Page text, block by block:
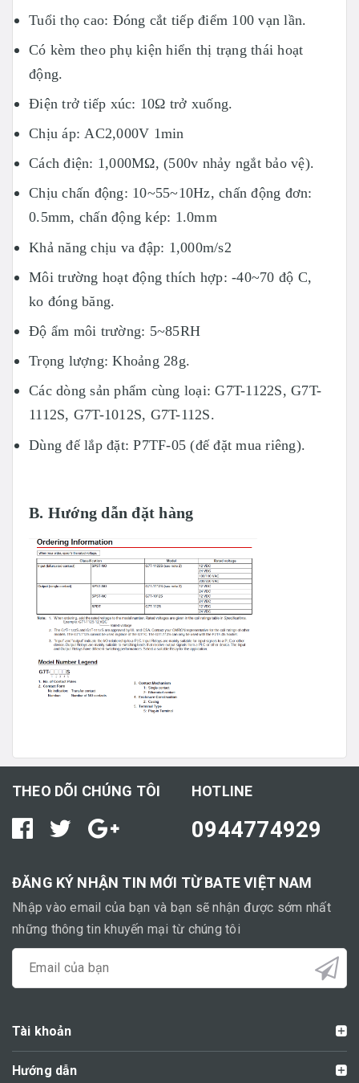
Tuổi thọ cao: Đóng cắt tiếp điểm 100 vạn lần.
Có kèm theo phụ kiện hiển thị trạng thái hoạt
động.
Điện trở tiếp xúc: 10Ω trở xuống.
Chịu áp: AC2,000V 1min
Cách điện: 1,000MΩ, (500v nhảy ngắt bảo vệ).
Chịu chấn động: 10~55~10Hz, chấn động đơn:
0.5mm, chấn động kép: 1.0mm
Khả năng chịu va đập: 1,000m/s2
Môi trường hoạt động thích hợp: -40~70 độ C,
ko đóng băng.
Độ ẩm môi trường: 5~85RH
Trọng lượng: Khoảng 28g.
Các dòng sản phẩm cùng loại: G7T-1122S, G7T-
1112S, G7T-1012S, G7T-112S.
Dùng đế lắp đặt: P7TF-05 (đế đặt mua riêng).
B. Hướng dẫn đặt hàng
THEO DÕI CHÚNG TÔI HOTLINE
0944774929
ĐĂNG KÝ NHẬN TIN MỚI TỪ BATE VIỆT NAM
Nhập vào email của bạn và bạn sẽ nhận được sớm nhất
những thông tin khuyến mại từ chúng tôi
Tài khoản
Hướng dẫn